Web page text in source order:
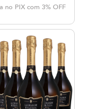
no PIX com 3% OFF